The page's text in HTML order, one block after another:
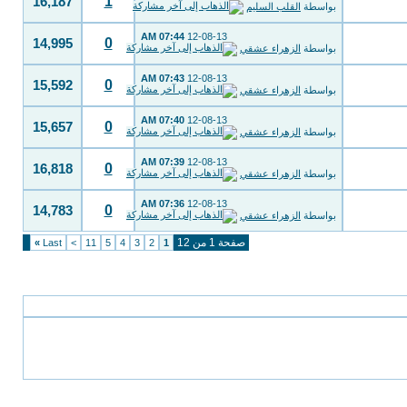
بواسطة القلب السليم
12-08-13
07:44 AM
بواسطة الزهراء عشقي 0
14,995
12-08-13
07:43 AM
بواسطة الزهراء عشقي 0
15,592
12-08-13
07:40 AM
بواسطة الزهراء عشقي 0
15,657
12-08-13
07:39 AM
بواسطة الزهراء عشقي 0
16,818
12-08-13
07:36 AM
بواسطة الزهراء عشقي 0
14,783
صفحة 1 من 12 1
2
3
4
5
11
>
Last
»